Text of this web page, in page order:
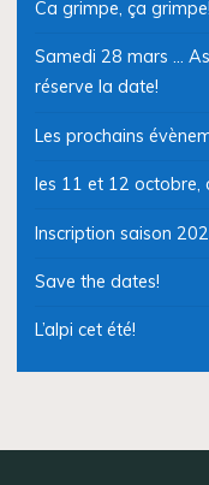
Ca grimpe, ça
Samedi 28 mars …
réserve la date!
Les prochains
les 11 et 12 octobre,
Inscription saison
Save the dates!
L’alpi cet été!